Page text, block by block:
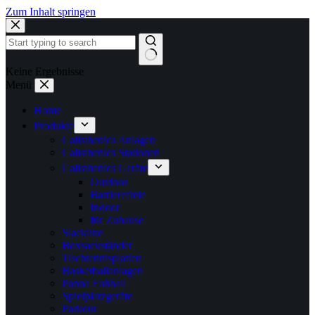
Zum Inhalt springen
Keine Ergebnisse
Menü
Home
Produkte
Calisthenics Anlagen
Calisthenics Stationen
Calisthenics Geräte
Outdoor
Barrierefreie
Indoor
für Zuhause
Slackline
Boxsackständer
Tischtennisplatten
Basketballanlagen
Panna Fußball
Spielplatzgeräte
Parkour